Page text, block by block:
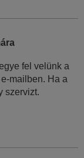
fel velünk a
mailben. Ha a
szervizt.